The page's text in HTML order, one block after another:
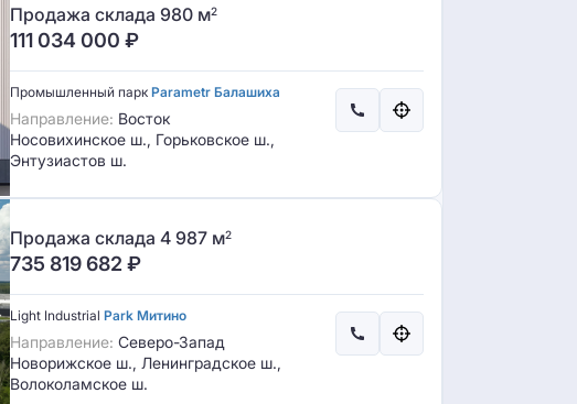
Продажа склада 980 м2
111 034 000 ₽
Промышленный парк Parametr Балашиха
Направление: Восток
Носовихинское ш., Горьковское ш.,
Энтузиастов ш.
Продажа склада 4 987 м2
735 819 682 ₽
Light Industrial Park Митино
Направление: Северо-Запад
Новорижское ш., Ленинградское ш.,
Волоколамское ш.